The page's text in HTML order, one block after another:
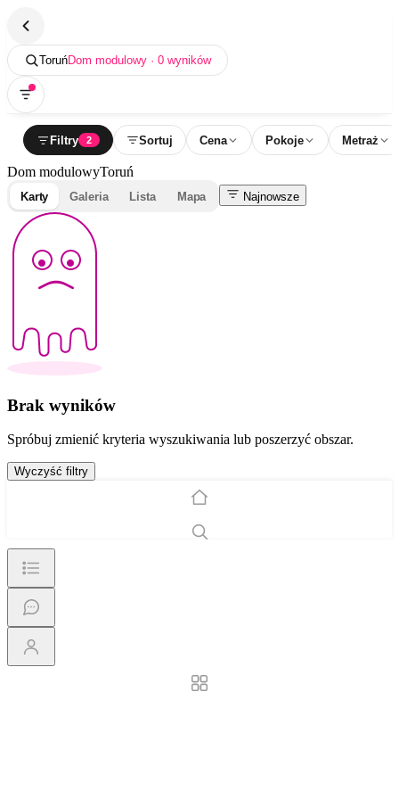
ToruńDom modulowy · 0 wyników
Filtry 2 Sortuj Cena Pokoje Metraż
Dom modulowyToruń
Karty Galeria Lista Mapa Najnowsze
Brak wyników
Spróbuj zmienić kryteria wyszukiwania lub poszerzyć obszar.
Wyczyść filtry